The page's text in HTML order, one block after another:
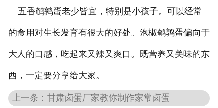
五香鹌鹑蛋老少皆宜，特别是小孩子。可以经常
的食用对生长发育有很大的好处。泡椒鹌鹑蛋偏向于
大人的口感，吃起来又辣又爽口。既营养又美味的东
西，一定要分享给大家。
上一条：甘肃卤蛋厂家教你制作家常卤蛋